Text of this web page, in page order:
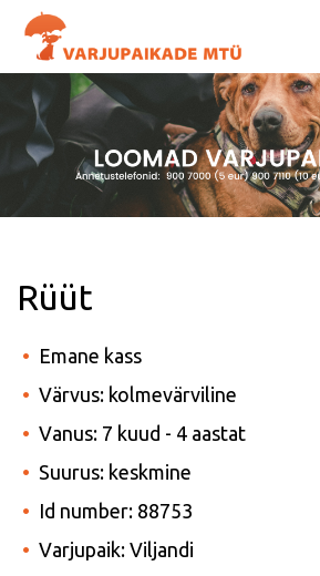
Rüüt
Emane kass
Värvus: kolmevärviline
Vanus: 7 kuud - 4 aastat
Suurus: keskmine
Id number: 88753
Varjupaik: Viljandi